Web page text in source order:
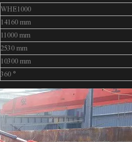
WHE1000
14160 mm
11000 mm
2530 mm
10300 mm
360 °